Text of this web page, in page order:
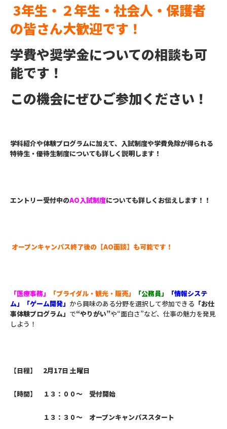
3年生・２年生・社会人・保護者
の皆さん大歓迎です！
学費や奨学金についての相談も可
能です！
この機会にぜひご参加ください！
学科紹介や体験プログラムに加えて、入試制度や学費免除が得られる
特待生・優待生制度についても詳しく説明します！
エントリー受付中のAO入試制度についても詳しくお伝えします！！
オープンキャンパス終了後の【AO面談】も可能です！
「医療事務」 「ブライダル・観光・販売」 「公務員」
「情報システ
ム」
「ゲーム開発」 から興味のある分野を選択して参加できる 「お仕
事体験プログラム」 で“やりがい”や“面白さ”など、仕事の魅力を発見
しよう！
【日程】 2月17日 土曜日
【時間】 １３：００～ 受付開始
１３：３０～ オープンキャンパススタート